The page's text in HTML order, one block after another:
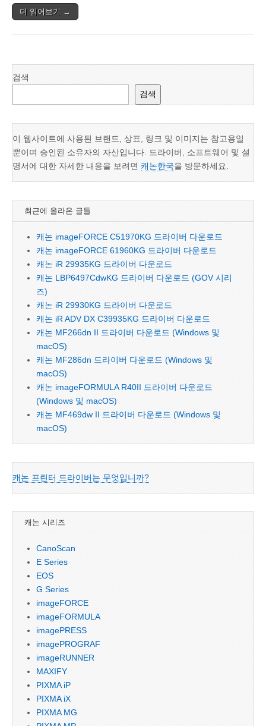
더 읽어보기 →
검색
검색
이 웹사이트에 사용된 브랜드, 상표, 링크 및 이미지는 참고용일
뿐이며 승인된 소유자의 자산입니다. 드라이버, 소프트웨어 및 설
명서에 대한 자세한 내용을 보려면 캐논한국을 방문하세요.
최근에 올라온 글들
캐논 imageFORCE C51970KG 드라이버 다운로드
캐논 imageFORCE 61960KG 드라이버 다운로드
캐논 iR 29935KG 드라이버 다운로드
캐논 LBP6497CdwKG 드라이버 다운로드 (GOV 시리
즈)
캐논 iR 29930KG 드라이버 다운로드
캐논 iR ADV DX C39935KG 드라이버 다운로드
캐논 MF266dn II 드라이버 다운로드 (Windows 및
macOS)
캐논 MF286dn 드라이버 다운로드 (Windows 및
macOS)
캐논 imageFORMULA R40II 드라이버 다운로드
(Windows 및 macOS)
캐논 MF469dw II 드라이버 다운로드 (Windows 및
macOS)
캐논 프린터 드라이버는 무엇입니까?
캐논 시리즈
CanoScan
E Series
EOS
G Series
imageFORCE
imageFORMULA
imagePRESS
imagePROGRAF
imageRUNNER
MAXIFY
PIXMA iP
PIXMA iX
PIXMA MG